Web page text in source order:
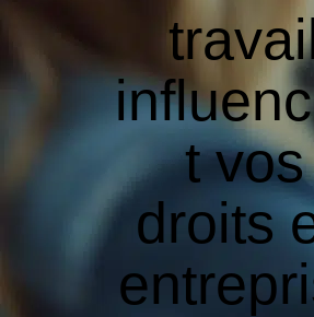
t vos
droits